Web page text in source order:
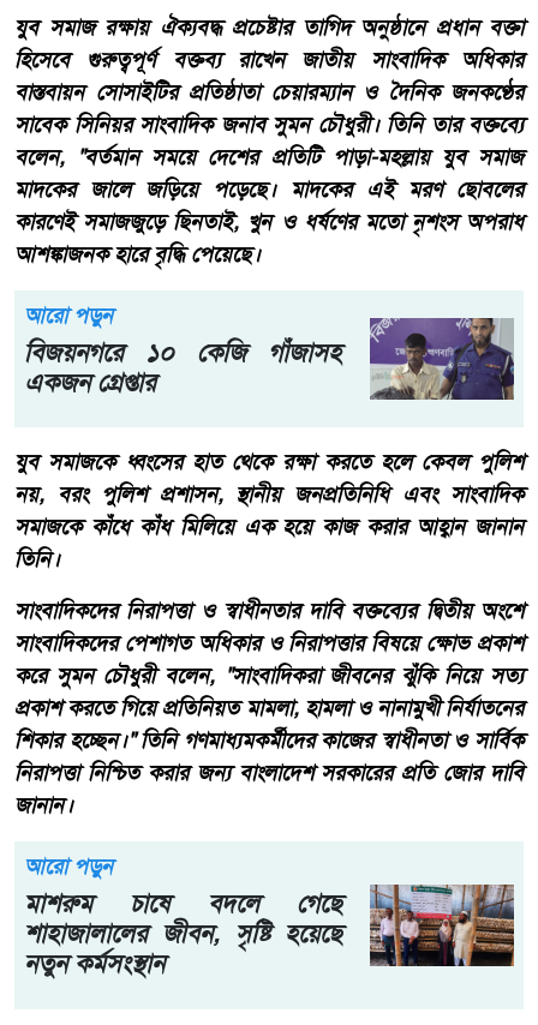
যুব সমাজ রক্ষায় ঐক্যবদ্ধ প্রচেষ্টার তাগিদ অনুষ্ঠানে প্রধান বক্তা
হিসেবে গুরুত্বপূর্ণ বক্তব্য রাখেন জাতীয় সাংবাদিক অধিকার
বাস্তবায়ন সোসাইটির প্রতিষ্ঠাতা চেয়ারম্যান ও দৈনিক জনকণ্ঠের
সাবেক সিনিয়র সাংবাদিক জনাব সুমন চৌধুরী। তিনি তার বক্তব্যে
বলেন, "বর্তমান সময়ে দেশের প্রতিটি পাড়া-মহল্লায় যুব সমাজ
মাদকের জালে জড়িয়ে পড়েছে। মাদকের এই মরণ ছোবলের
কারণেই সমাজজুড়ে ছিনতাই, খুন ও ধর্ষণের মতো নৃশংস অপরাধ
আশঙ্কাজনক হারে বৃদ্ধি পেয়েছে।
আরো পড়ুন
বিজয়নগরে ১০ কেজি গাঁজাসহ
একজন গ্রেপ্তার
​যুব সমাজকে ধ্বংসের হাত থেকে রক্ষা করতে হলে কেবল পুলিশ
নয়, বরং পুলিশ প্রশাসন, স্থানীয় জনপ্রতিনিধি এবং সাংবাদিক
সমাজকে কাঁধে কাঁধ মিলিয়ে এক হয়ে কাজ করার আহ্বান জানান
তিনি।
​সাংবাদিকদের নিরাপত্তা ও স্বাধীনতার দাবি ​বক্তব্যের দ্বিতীয় অংশে
সাংবাদিকদের পেশাগত অধিকার ও নিরাপত্তার বিষয়ে ক্ষোভ প্রকাশ
করে সুমন চৌধুরী বলেন, "সাংবাদিকরা জীবনের ঝুঁকি নিয়ে সত্য
প্রকাশ করতে গিয়ে প্রতিনিয়ত মামলা, হামলা ও নানামুখী নির্যাতনের
শিকার হচ্ছেন।" তিনি গণমাধ্যমকর্মীদের কাজের স্বাধীনতা ও সার্বিক
নিরাপত্তা নিশ্চিত করার জন্য বাংলাদেশ সরকারের প্রতি জোর দাবি
জানান।
আরো পড়ুন
মাশরুম চাষে বদলে গেছে
শাহাজালালের জীবন, সৃষ্টি হয়েছে
নতুন কর্মসংস্থান